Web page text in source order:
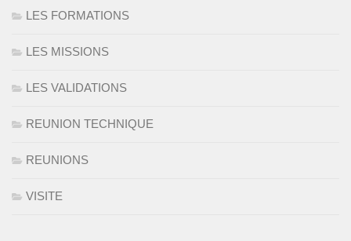
LES FORMATIONS
LES MISSIONS
LES VALIDATIONS
REUNION TECHNIQUE
REUNIONS
VISITE